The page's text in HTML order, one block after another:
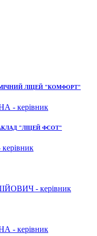
ЛІЦЕЙ "КОМФОРТ"
- керівник
"ЛІЦЕЙ ФСОТ"
- керівник
керівник